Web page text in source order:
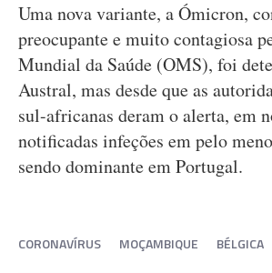
Uma nova variante, a Ómicron,
preocupante e muito contagiosa
Mundial da Saúde (OMS), foi
Austral, mas desde que as
sul-africanas deram o alerta, em
notificadas infeções em pelo
sendo dominante em Portugal.
CORONAVÍRUS MOÇAMBIQUE BÉLGICA